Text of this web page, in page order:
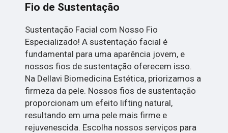
Fio de Sustentação
Sustentação Facial com Nosso Fio
Especializado! A sustentação facial é
fundamental para uma aparência jovem, e
nossos fios de sustentação oferecem isso.
Na Dellavi Biomedicina Estética, priorizamos a
firmeza da pele. Nossos fios de sustentação
proporcionam um efeito lifting natural,
resultando em uma pele mais firme e
rejuvenescida. Escolha nossos serviços para